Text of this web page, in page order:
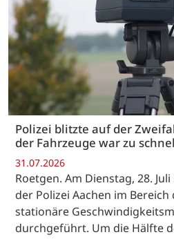
Polizei blitzte auf der
der Fahrzeuge war zu
31.07.2026
Roetgen. Am Dienstag, 28.
der Polizei Aachen im
stationäre
durchgeführt. Um die Hälfte